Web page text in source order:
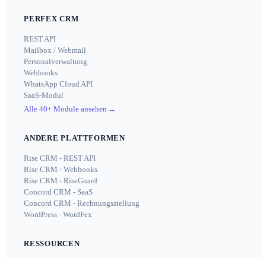
PERFEX CRM
REST API
Mailbox / Webmail
Personalverwaltung
Webhooks
WhatsApp Cloud API
SaaS-Modul
Alle 40+ Module ansehen →
ANDERE PLATTFORMEN
Rise CRM - REST API
Rise CRM - Webhooks
Rise CRM - RiseGuard
Concord CRM - SaaS
Concord CRM - Rechnungsstellung
WordPress - WordFex
RESSOURCEN